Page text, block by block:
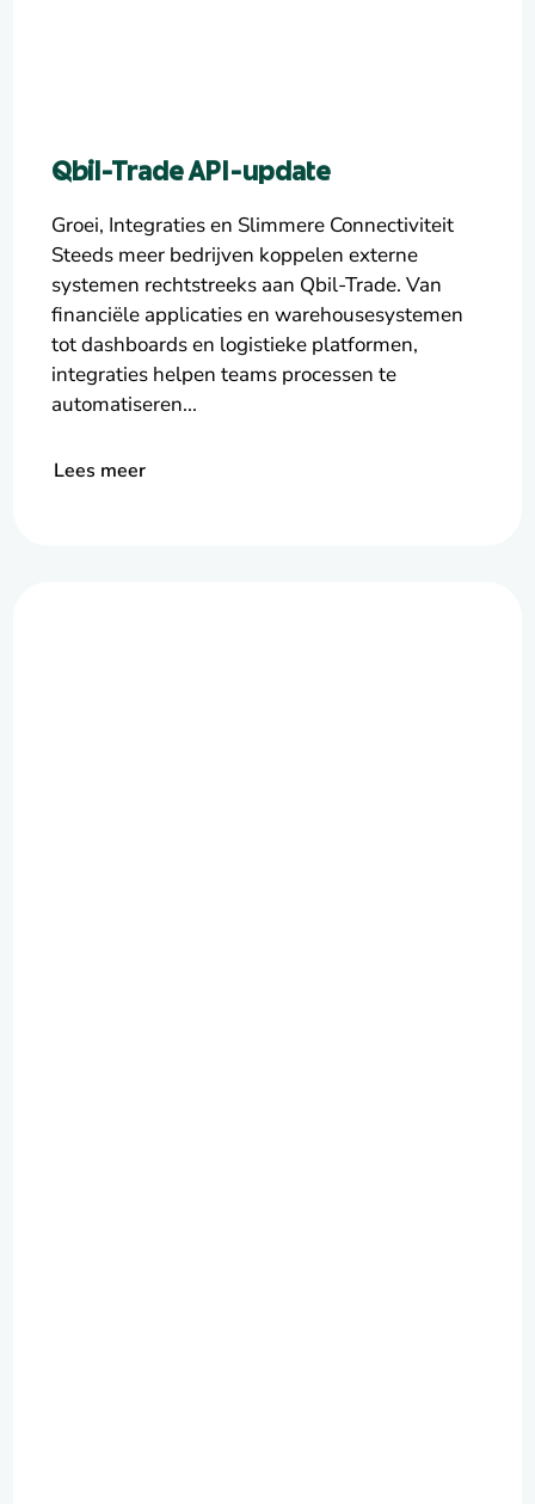
Qbil-Trade API-update
Groei, Integraties en Slimmere Connectiviteit
Steeds meer bedrijven koppelen externe
systemen rechtstreeks aan Qbil-Trade. Van
financiële applicaties en warehousesystemen
tot dashboards en logistieke platformen,
integraties helpen teams processen te
automatiseren...
Lees meer